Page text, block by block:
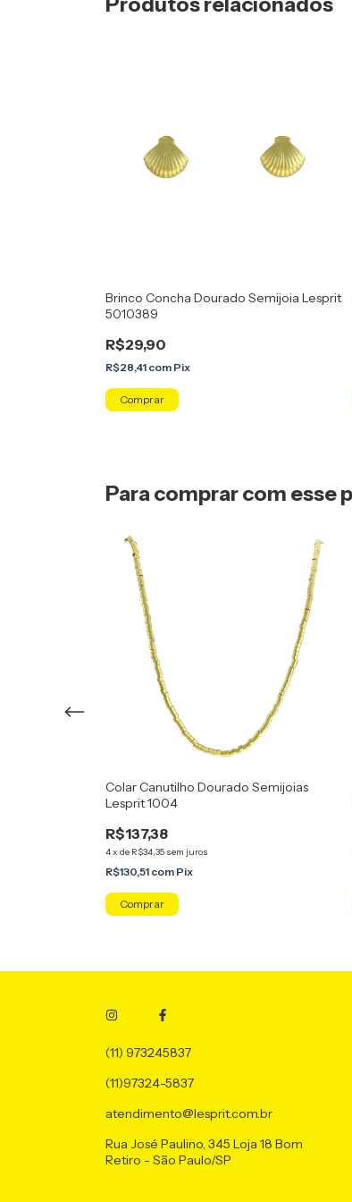
Brinco Concha Dourado Semijoia Lesprit
5010389
R$29,90
R$28,41 com Pix
Para comprar com esse
Colar Canutilho Dourado Semijoias
Lesprit 1004
R$137,38
4x de R$34,35 sem juros
R$130,51 com Pix
(11) 973245837
(11)97324-5837
atendimento@lesprit.com.br
Rua José Paulino, 345 Loja 18 Bom
Retiro - São Paulo/SP